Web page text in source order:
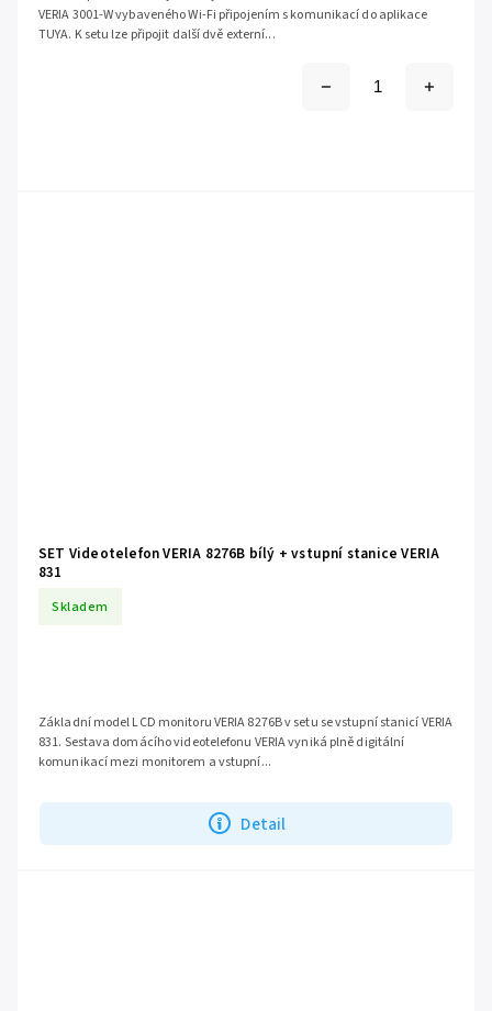
VERIA 3001-W vybaveného Wi-Fi připojením s komunikací do aplikace
TUYA. K setu lze připojit další dvě externí...
SET Videotelefon VERIA 8276B bílý + vstupní stanice VERIA
831
Skladem
Detail
Základní model LCD monitoru VERIA 8276B v setu se vstupní stanicí VERIA
831. Sestava domácího videotelefonu VERIA vyniká plně digitální
komunikací mezi monitorem a vstupní...